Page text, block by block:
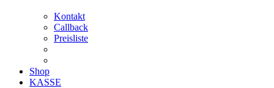
Kontakt
Callback
Preisliste
Shop
KASSE